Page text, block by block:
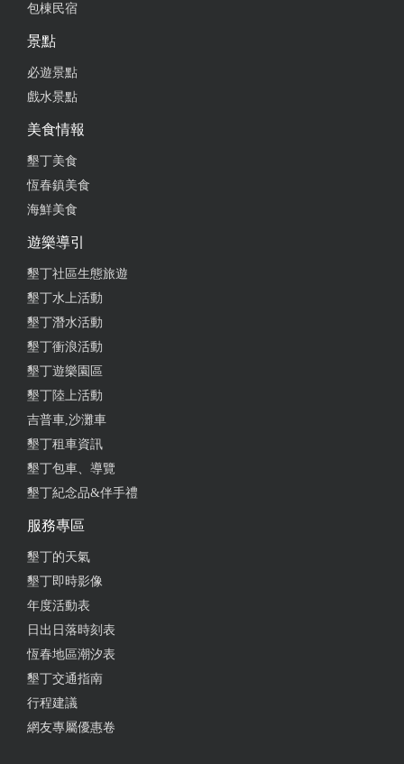
包棟民宿
景點
必遊景點
戲水景點
美食情報
墾丁美食
恆春鎮美食
海鮮美食
遊樂導引
墾丁社區生態旅遊
墾丁水上活動
墾丁潛水活動
墾丁衝浪活動
墾丁遊樂園區
墾丁陸上活動
吉普車,沙灘車
墾丁租車資訊
墾丁包車、導覽
墾丁紀念品&伴手禮
服務專區
墾丁的天氣
墾丁即時影像
年度活動表
日出日落時刻表
恆春地區潮汐表
墾丁交通指南
行程建議
網友專屬優惠卷